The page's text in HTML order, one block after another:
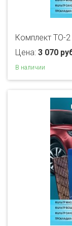
Комплект ТО-2
Цена: 3 070
В наличии